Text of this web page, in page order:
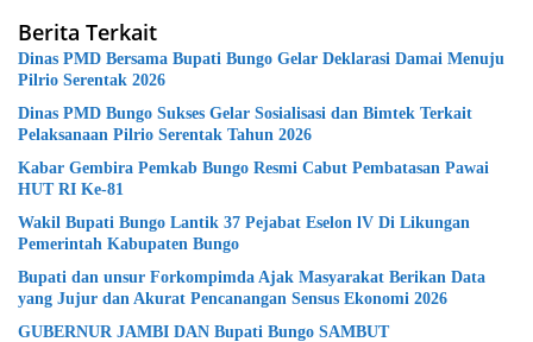
Berita Terkait
Dinas PMD Bersama Bupati Bungo Gelar Deklarasi Damai Menuju
Pilrio Serentak 2026
Dinas PMD Bungo Sukses Gelar Sosialisasi dan Bimtek Terkait
Pelaksanaan Pilrio Serentak Tahun 2026
Kabar Gembira Pemkab Bungo Resmi Cabut Pembatasan Pawai
HUT RI Ke-81
Wakil Bupati Bungo Lantik 37 Pejabat Eselon lV Di Likungan
Pemerintah Kabupaten Bungo
Bupati dan unsur Forkompimda Ajak Masyarakat Berikan Data
yang Jujur dan Akurat Pencanangan Sensus Ekonomi 2026
GUBERNUR JAMBI DAN Bupati Bungo SAMBUT